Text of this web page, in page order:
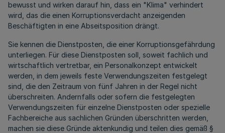
bewusst und wirken darauf hin, dass ein "Klima" verhindert
wird, das die einen Korruptionsverdacht anzeigenden
Beschäftigten in eine Abseitsposition drängt.
Sie kennen die Dienstposten, die einer Korruptionsgefährdung
unterliegen. Für diese Dienstposten soll, soweit fachlich und
wirtschaftlich vertretbar, ein Personalkonzept entwickelt
werden, in dem jeweils feste Verwendungszeiten festgelegt
sind, die den Zeitraum von fünf Jahren in der Regel nicht
überschreiten. Andernfalls oder sofern die festgelegten
Verwendungszeiten für einzelne Dienstposten oder spezielle
Fachbereiche aus sachlichen Gründen überschritten werden,
machen sie diese Gründe aktenkundig und teilen dies gemäß §